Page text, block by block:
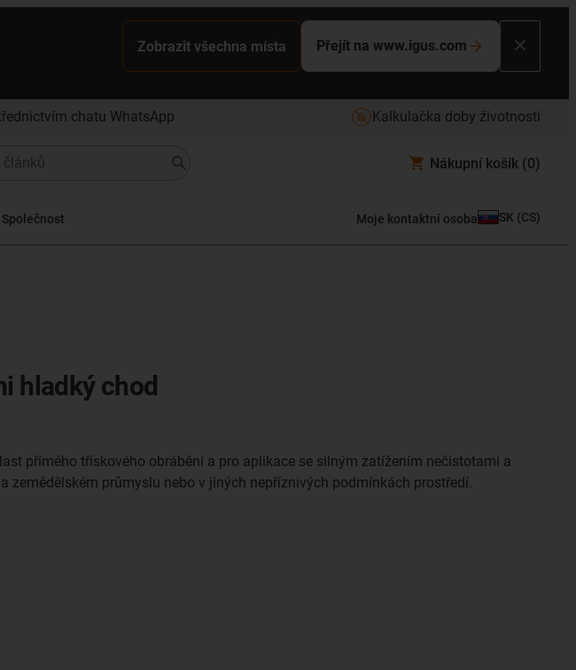
Zobrazit všechna místa Přejít na www.igus.com
chatu WhatsApp Kalkulačka doby životnosti
Nákupní košík (0)
Společnost Moje kontaktní osoba SK (CS)
hladký chod
přímého třískového obrábění a pro aplikace se silným zatížením nečistotami a
zemědělském průmyslu nebo v jiných nepříznivých podmínkách prostředí.